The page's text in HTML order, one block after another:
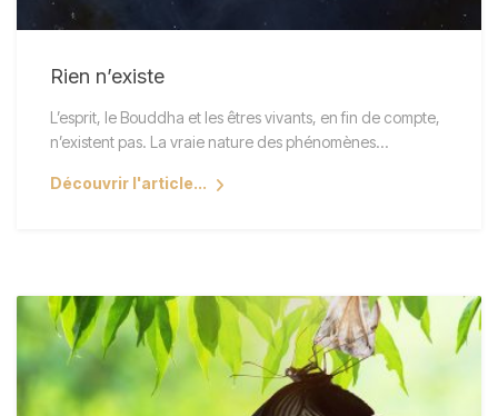
Rien n’existe
L’esprit, le Bouddha et les êtres vivants, en fin de compte,
n’existent pas. La vraie nature des phénomènes…
Découvrir l'article...